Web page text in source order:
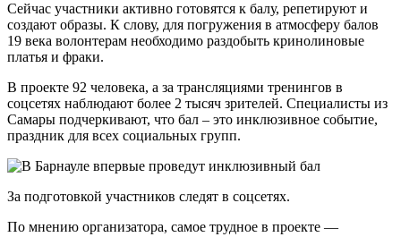
Сейчас участники активно готовятся к балу, репетируют и
создают образы. К слову, для погружения в атмосферу балов
19 века волонтерам необходимо раздобыть кринолиновые
платья и фраки.
В проекте 92 человека, а за трансляциями тренингов в
соцсетях наблюдают более 2 тысяч зрителей. Специалисты из
Самары подчеркивают, что бал – это инклюзивное событие,
праздник для всех социальных групп.
За подготовкой участников следят в соцсетях.
По мнению организатора, самое трудное в проекте —